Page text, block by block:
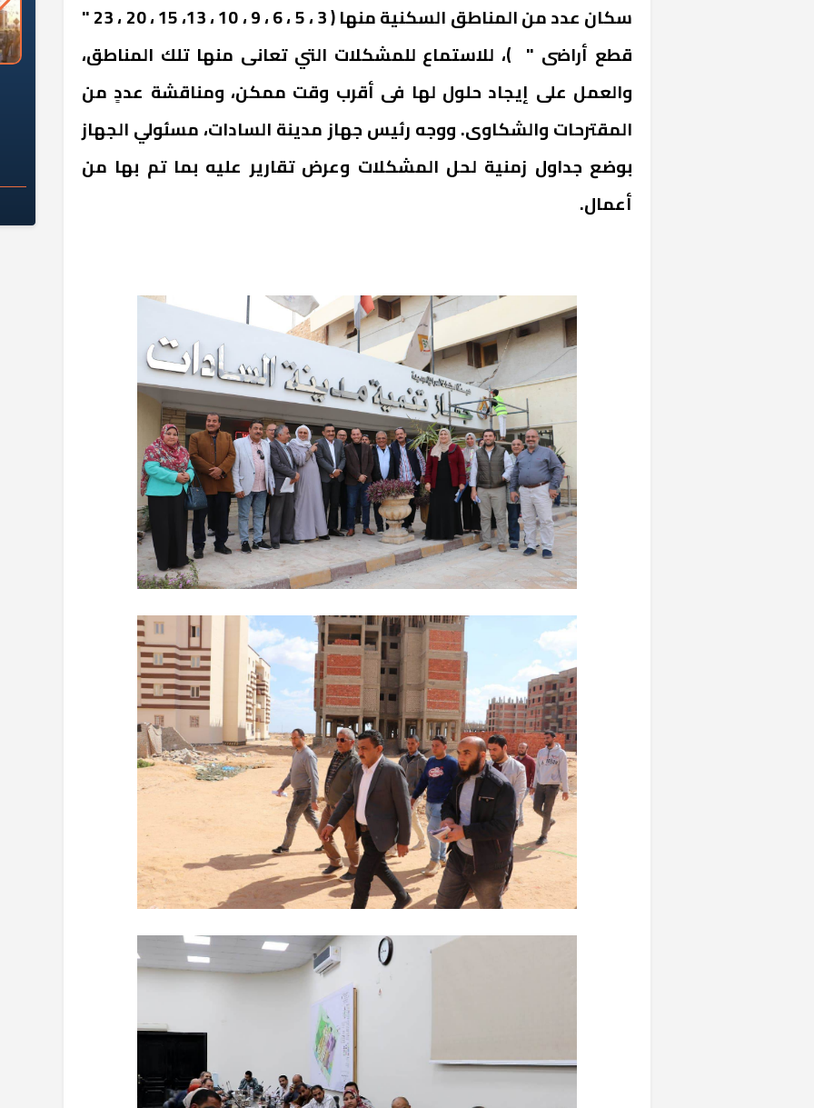
سكان عدد من المناطق السكنية منها ( 3 ، 5 ، 6 ، 9 ، 10 ، 13، 15 ، 20 ، 23 "
قطع أراضى " )، للاستماع للمشكلات التي تعانى منها تلك المناطق،
والعمل على إيجاد حلول لها فى أقرب وقت ممكن، ومناقشة عددٍ من
المقترحات والشكاوى. ووجه رئيس جهاز مدينة السادات، مسئولي الجهاز
بوضع جداول زمنية لحل المشكلات وعرض تقارير عليه بما تم بها من
أعمال.
«المؤشر» يطرح السؤال الصعب: هل
كان اختيار خريج معهد العاشر من
رمضان وزيرًا للإسكان قرارًا صائبًا؟
لماذا تخالف الشركات العقارية
تعليمات الرئيس السيسي؟